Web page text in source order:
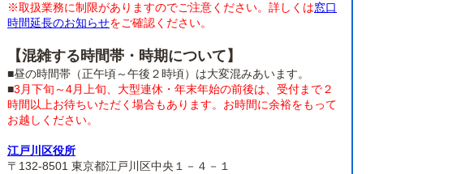
※取扱業務に制限がありますのでご注意ください。詳しくは窓口
時間延長のお知らせをご確認ください。
【混雑する時間帯・時期について】
■昼の時間帯（正午頃～午後２時頃）は大変混みあいます。
■3月下旬～4月上旬、大型連休・年末年始の前後は、受付まで２
時間以上お待ちいただく場合もあります。お時間に余裕をもって
お越しください。
江戸川区役所
〒132-8501 東京都江戸川区中央１－４－１